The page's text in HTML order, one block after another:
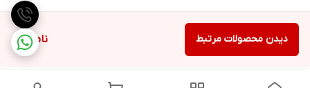
ناموجود دیدن محصولات مرتبط